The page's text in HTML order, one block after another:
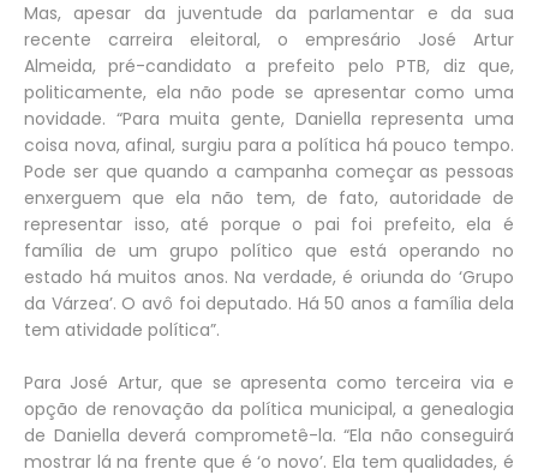
Mas, apesar da juventude da parlamentar e da sua
recente carreira eleitoral, o empresário José Artur
Almeida, pré-candidato a prefeito pelo PTB, diz que,
politicamente, ela não pode se apresentar como uma
novidade. “Para muita gente, Daniella representa uma
coisa nova, afinal, surgiu para a política há pouco tempo.
Pode ser que quando a campanha começar as pessoas
enxerguem que ela não tem, de fato, autoridade de
representar isso, até porque o pai foi prefeito, ela é
família de um grupo político que está operando no
estado há muitos anos. Na verdade, é oriunda do ‘Grupo
da Várzea’. O avô foi deputado. Há 50 anos a família dela
tem atividade política”.
Para José Artur, que se apresenta como terceira via e
opção de renovação da política municipal, a genealogia
de Daniella deverá comprometê-la. “Ela não conseguirá
mostrar lá na frente que é ‘o novo’. Ela tem qualidades, é